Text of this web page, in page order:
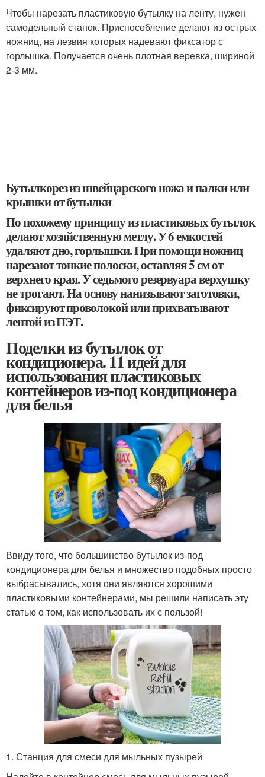
Чтобы нарезать пластиковую бутылку на ленту, нужен
самодельный станок. Приспособление делают из острых
ножниц, на лезвия которых надевают фиксатор с
горлышка. Получается очень плотная веревка, шириной
2-3 мм.
Бутылкорез из швейцарского ножа и палки или
крышки от бутылки
По похожему принципу из пластиковых бутылок
делают хозяйственную метлу. У 6 емкостей
удаляют дно, горлышки. При помощи ножниц
нарезают тонкие полоски, оставляя 5 см от
верхнего края. У седьмого резервуара верхушку
не трогают. На основу нанизывают заготовки,
фиксируют проволокой или прихватывают
лентой из ПЭТ.
Поделки из бутылок от
кондиционера. 11 идей для
использования пластиковых
контейнеров из-под кондиционера
для белья
Ввиду того, что большинство бутылок из-под
кондиционера для белья и множество подобных просто
выбрасывались, хотя они являются хорошими
пластиковыми контейнерами, мы решили написать эту
статью о том, как использовать их с пользой!
1. Станция для смеси для мыльных пузырей